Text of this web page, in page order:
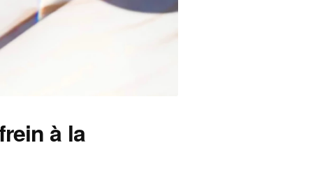
à la